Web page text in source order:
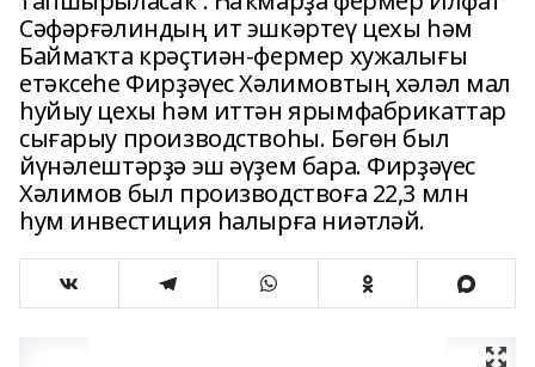
Сәфәрғәлиндың ит эшкәртеү цехы һәм
Баймаҡта крәҫтиән-фермер хужалығы
етәксеһе Фирҙәүес Хәлимовтың хәләл мал
һуйыу цехы һәм иттән ярымфабрикаттар
сығарыу производствоһы. Бөгөн был
йүнәлештәрҙә эш әүҙем бара. Фирҙәүес
Хәлимов был производствоға 22,3 млн
һум инвестиция һалырға ниәтләй.